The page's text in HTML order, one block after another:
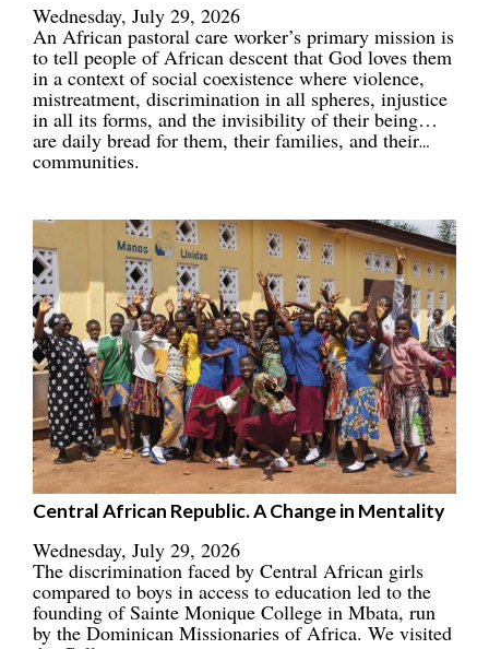
Wednesday, July 29, 2026
An African pastoral care worker’s primary mission is
to tell people of African descent that God loves them
in a context of social coexistence where violence,
mistreatment, discrimination in all spheres, injustice
in all its forms, and the invisibility of their being…
are daily bread for them, their families, and their
communities.
Central African Republic. A Change in Mentality
Wednesday, July 29, 2026
The discrimination faced by Central African girls
compared to boys in access to education led to the
founding of Sainte Monique College in Mbata, run
by the Dominican Missionaries of Africa. We visited